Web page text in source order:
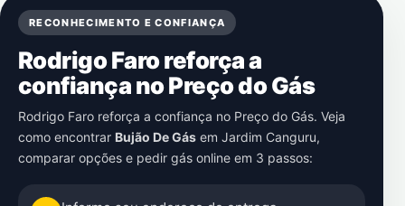
RECONHECIMENTO E CONFIANÇA
Rodrigo Faro reforça a
confiança no Preço do Gás
Rodrigo Faro reforça a confiança no Preço do Gás. Veja
como encontrar Bujão De Gás em Jardim Canguru,
comparar opções e pedir gás online em 3 passos: